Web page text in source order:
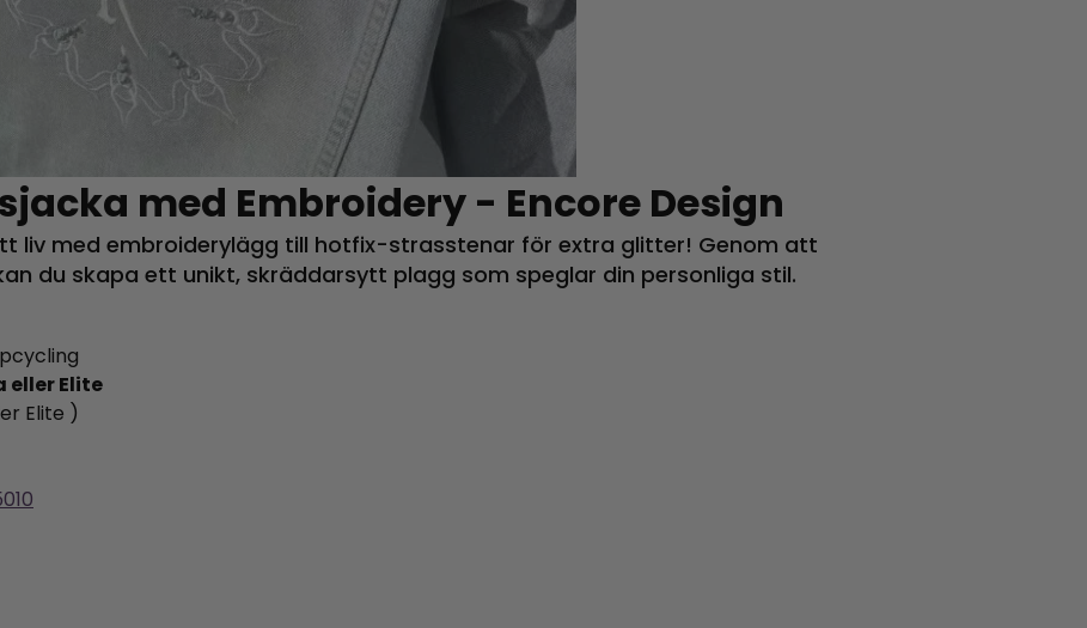
med Embroidery - Encore Design
liv med embroiderylägg till hotfix-strasstenar för extra glitter! Genom att
du skapa ett unikt, skräddarsytt plagg som speglar din personliga stil.
eller Elite
Elite )